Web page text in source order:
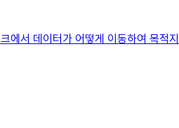
에서 데이터가 어떻게 이동하여 목